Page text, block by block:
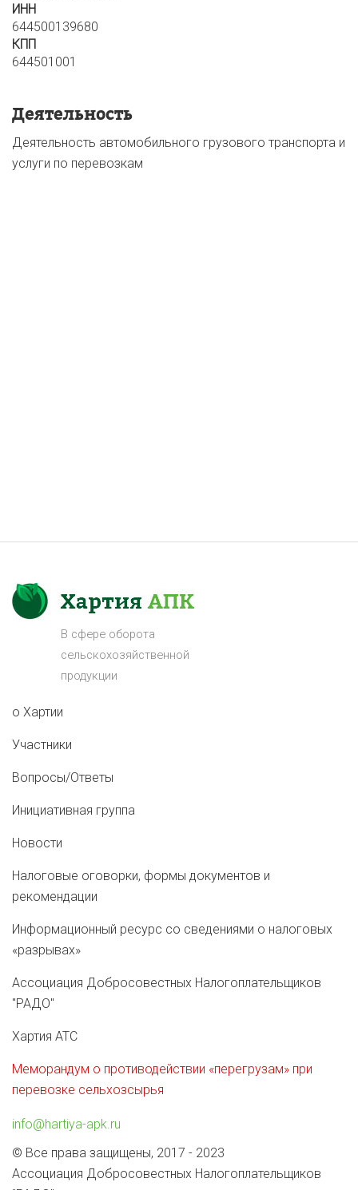
ИНН
644500139680
КПП
644501001
Деятельность
Деятельность автомобильного грузового транспорта и
услуги по перевозкам
В сфере оборота
сельскохозяйственной
продукции
о Хартии
Участники
Вопросы/Ответы
Инициативная группа
Новости
Налоговые оговорки, формы документов и
рекомендации
Информационный ресурс со сведениями о налоговых
«разрывах»
Ассоциация Добросовестных Налогоплательщиков
"РАДО"
Хартия АТС
Меморандум о противодействии «перегрузам» при
перевозке сельхозсырья
info@hartiya-apk.ru
© Все права защищены, 2017 - 2023
Ассоциация Добросовестных Налогоплательщиков